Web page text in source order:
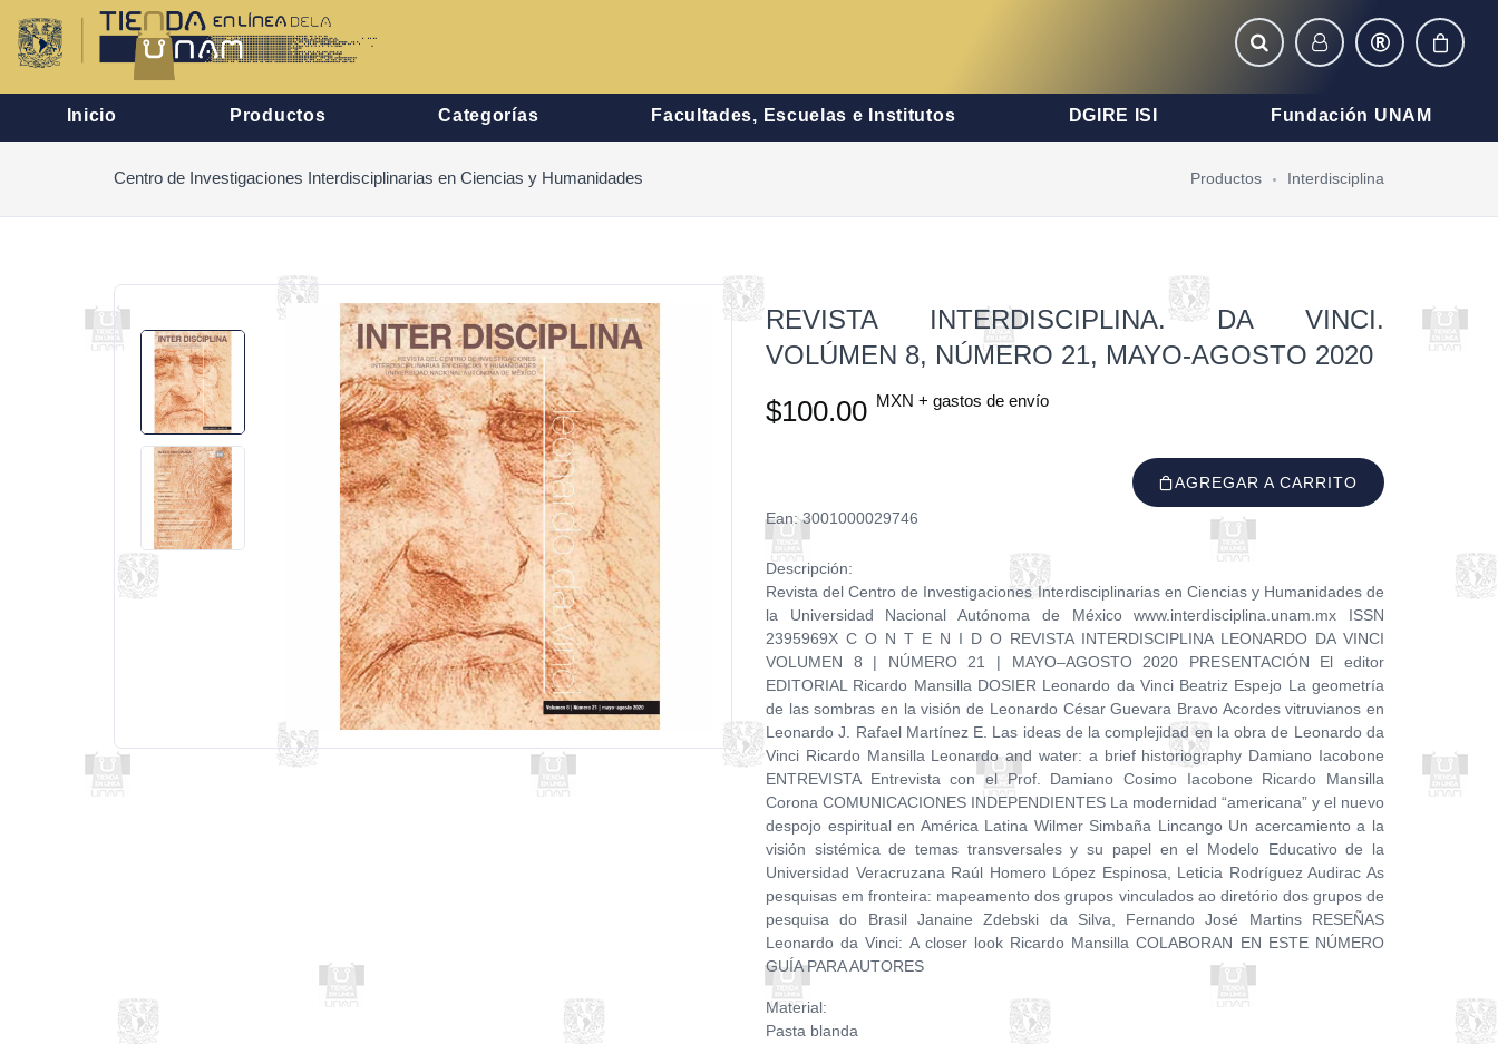
Inicio Productos Categorías Facultades, Escuelas e Institutos DGIRE ISI Fundación UNAM
Centro de Investigaciones Interdisciplinarias en Ciencias y Humanidades Productos Interdisciplina
REVISTA INTERDISCIPLINA. DA VINCI.
VOLÚMEN 8, NÚMERO 21, MAYO-AGOSTO 2020
$100.00 MXN + gastos de envío
AGREGAR A CARRITO
Ean: 3001000029746
Descripción:
Revista del Centro de Investigaciones Interdisciplinarias en Ciencias y Humanidades de
la Universidad Nacional Autónoma de México www.interdisciplina.unam.mx ISSN
2395969X C O N T E N I D O REVISTA INTERDISCIPLINA LEONARDO DA VINCI
VOLUMEN 8 | NÚMERO 21 | MAYO–AGOSTO 2020 PRESENTACIÓN El editor
EDITORIAL Ricardo Mansilla DOSIER Leonardo da Vinci Beatriz Espejo La geometría
de las sombras en la visión de Leonardo César Guevara Bravo Acordes vitruvianos en
Leonardo J. Rafael Martínez E. Las ideas de la complejidad en la obra de Leonardo da
Vinci Ricardo Mansilla Leonardo and water: a brief historiography Damiano Iacobone
ENTREVISTA Entrevista con el Prof. Damiano Cosimo Iacobone Ricardo Mansilla
Corona COMUNICACIONES INDEPENDIENTES La modernidad “americana” y el nuevo
despojo espiritual en América Latina Wilmer Simbaña Lincango Un acercamiento a la
visión sistémica de temas transversales y su papel en el Modelo Educativo de la
Universidad Veracruzana Raúl Homero López Espinosa, Leticia Rodríguez Audirac As
pesquisas em fronteira: mapeamento dos grupos vinculados ao diretório dos grupos de
pesquisa do Brasil Janaine Zdebski da Silva, Fernando José Martins RESEÑAS
Leonardo da Vinci: A closer look Ricardo Mansilla COLABORAN EN ESTE NÚMERO
GUÍA PARA AUTORES
Material:
Pasta blanda